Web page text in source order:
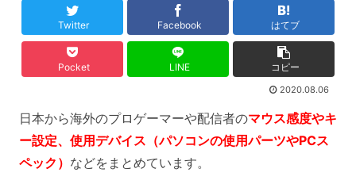
Twitter Facebook はてブ
Pocket LINE コピー
2020.08.06
日本から海外のプロゲーマーや配信者のマウス感度やキ
ー設定、使用デバイス（パソコンの使用パーツやPCス
ペック） などをまとめています。